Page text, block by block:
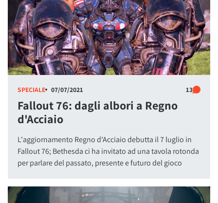
SPECIALE 07/07/2021 13
Fallout 76: dagli albori a Regno
d'Acciaio
L'aggiornamento Regno d'Acciaio debutta il 7 luglio in
Fallout 76; Bethesda ci ha invitato ad una tavola rotonda
per parlare del passato, presente e futuro del gioco